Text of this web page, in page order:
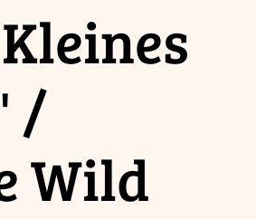
/
Wild